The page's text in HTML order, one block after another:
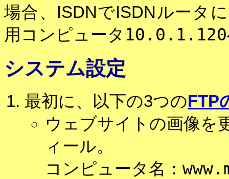
場合、ISDNでISDNルータ
用コンピュータ 10.0.1.120
システム設定
最初に、以下の3つのFTP
ウェブサイトの画像を
ィール。
コンピュータ名：